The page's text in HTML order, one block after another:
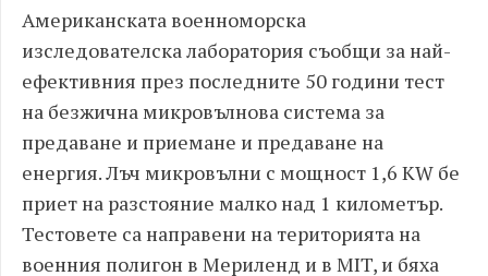
Американската военноморска
изследователска лаборатория съобщи за най-
ефективния през последните 50 години тест
на безжична микровълнова система за
предаване и приемане и предаване на
енергия. Лъч микровълни с мощност 1,6 KW бе
приет на разстояние малко над 1 километър.
Тестовете са направени на територията на
военния полигон в Мериленд и в MIT, и бяха